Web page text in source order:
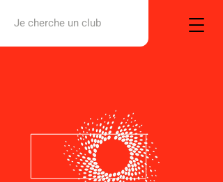
Je cherche un club